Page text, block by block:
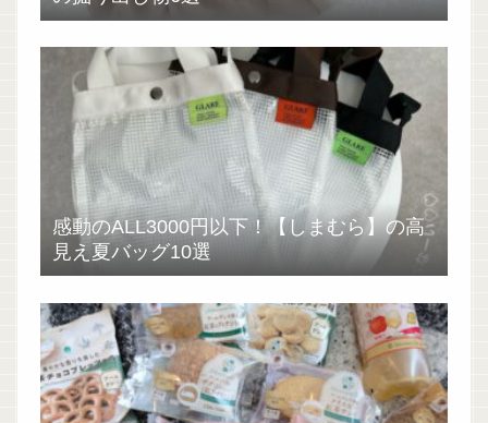
感動のALL3000円以下！【しまむら】の高
見え夏バッグ10選